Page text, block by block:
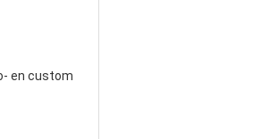
en custom